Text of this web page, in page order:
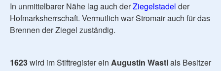
In unmittelbarer Nähe lag auch derZiegelstadel der
Hofmarksherrschaft. Vermutlich war Stromair auch für das
Brennen der Ziegel zuständig.
1623wird im Stiftregister ein Augustin Wastlals Besitzer